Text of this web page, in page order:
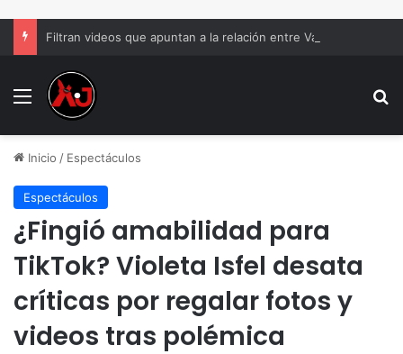
Menu
Inicio / Espectáculos
Espectáculos
¿Fingió amabilidad para
TikTok? Violeta Isfel desata
críticas por regalar fotos y
videos tras polémica